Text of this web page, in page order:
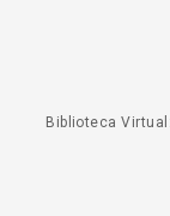
Biblioteca